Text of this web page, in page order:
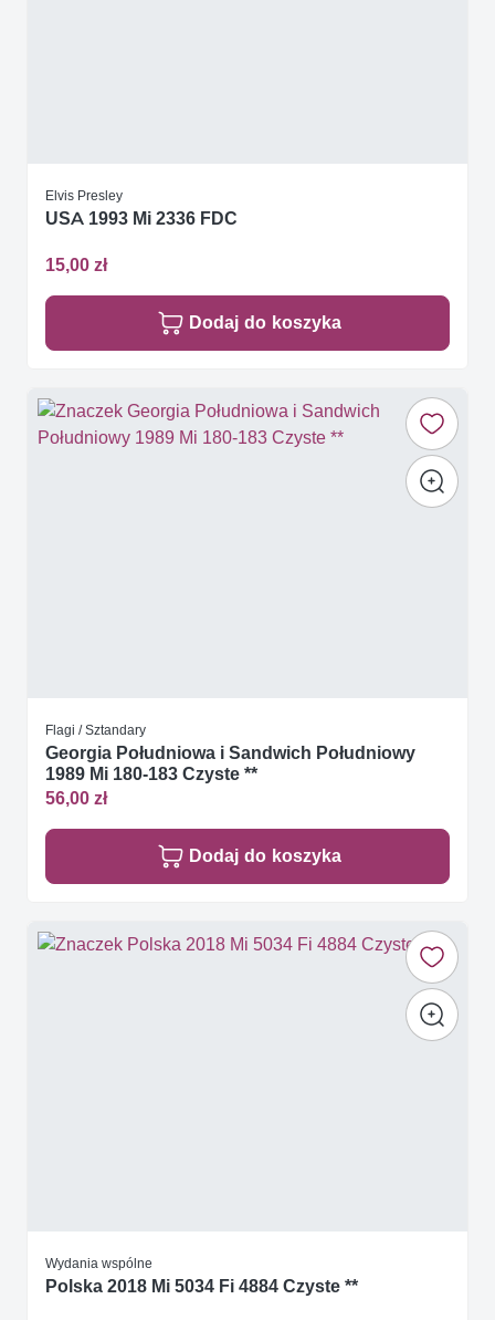
Elvis Presley
USA 1993 Mi 2336 FDC
15,00 zł
Dodaj do koszyka
Flagi / Sztandary
Georgia Południowa i Sandwich Południowy
1989 Mi 180-183 Czyste **
56,00 zł
Dodaj do koszyka
Wydania wspólne
Polska 2018 Mi 5034 Fi 4884 Czyste **